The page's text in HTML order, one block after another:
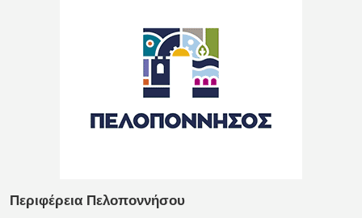
Περιφέρεια Πελοποννήσου